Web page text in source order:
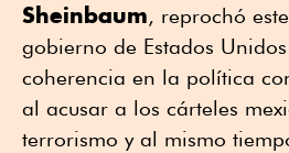
Sheinbaum, reprochó
gobierno de Estados
coherencia en la política
al acusar a los cárteles
terrorismo y al mismo